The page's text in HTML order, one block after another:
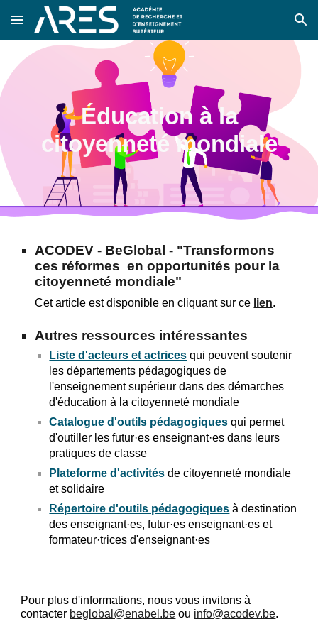
Skip to main content Skip to navigation
Éducation à la
citoyenneté mondiale
ACODEV - BeGlobal - "Transformons
ces réformes en opportunités pour la
citoyenneté mondiale"
Cet article est disponible en cliquant sur ce lien.
Autres ressources intéressantes
Liste d'acteurs et actrices qui peuvent soutenir
les départements pédagogiques de
l'enseignement supérieur dans des démarches
d'éducation à la citoyenneté mondiale
Catalogue d'outils pédagogiques qui permet
d'outiller les futur·es enseignant·es dans leurs
pratiques de classe
Plateforme d'activités de citoyenneté mondiale
et solidaire
Répertoire d'outils pédagogiques à destination
des enseignant·es, futur·es enseignant·es et
formateur·trices d'enseignant·es
Pour plus d'informations, nous vous invitons à
contacter beglobal@enabel.be ou info@acodev.be.